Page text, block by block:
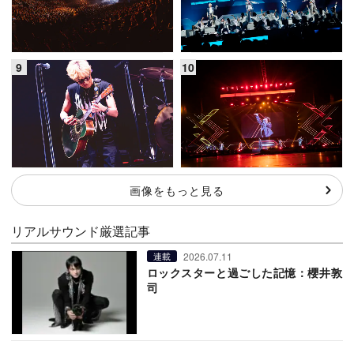
画像をもっと見る
リアルサウンド厳選記事
連載 2026.07.11
ロックスターと過ごした記憶：櫻井敦
司